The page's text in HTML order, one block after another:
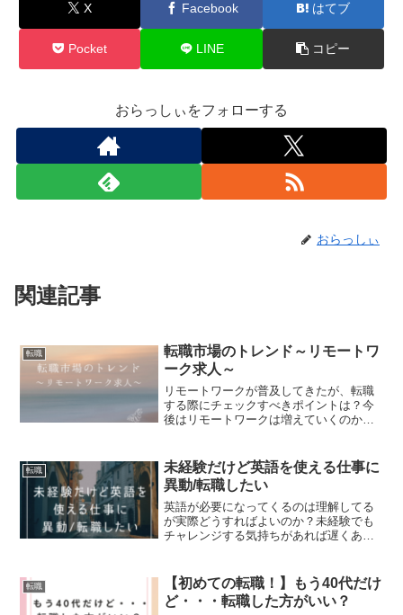
X Facebook はてブ
Pocket LINE コピー
おらっしぃをフォローする
おらっしぃ
関連記事
転職
転職市場のトレンド～リモートワ
ーク求人～
リモートワークが普及してきたが、転職
する際にチェックすべきポイントは？今
後はリモートワークは増えていくのか、
転職
未経験だけど英語を使える仕事に
異動/転職したい
英語が必要になってくるのは理解してる
が実際どうすればよいのか？未経験でも
チャレンジする気持ちがあれば遅くあり
転職
【初めての転職！】もう40代だけ
ど・・・転職した方がいい？